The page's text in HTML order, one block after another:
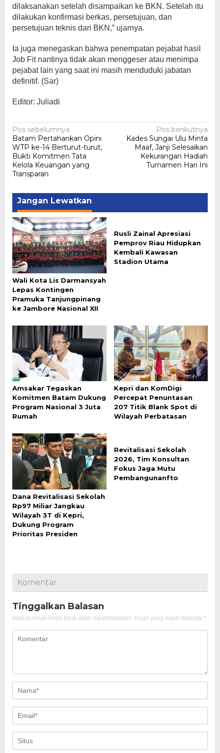
dilaksanakan setelah disampaikan ke BKN. Setelah itu
dilakukan konfirmasi berkas, persetujuan, dan
persetujuan teknis dari BKN,” ujarnya.
Ia juga menegaskan bahwa penempatan pejabat hasil
Job Fit nantinya tidak akan menggeser atau menimpa
pejabat lain yang saat ini masih menduduki jabatan
definitif. (Sar)
Editor: Juliadi
Navigasi
pos
Pos sebelumnya
Batam Pertahankan Opini
WTP ke-14 Berturut-turut,
Bukti Komitmen Tata
Kelola Keuangan yang
Transparan
Pos berikutnya
Kades Sungai Ulu Minta
Maaf, Janji Selesaikan
Kekurangan Hadiah
Turnamen Hari Ini
Jangan Lewatkan
Wali Kota Lis Darmansyah
Lepas Kontingen
Pramuka Tanjungpinang
ke Jambore Nasional XII
Rusli Zainal Apresiasi
Pemprov Riau Hidupkan
Kembali Kawasan
Stadion Utama
Amsakar Tegaskan
Komitmen Batam Dukung
Program Nasional 3 Juta
Rumah
Kepri dan KomDigi
Percepat Penuntasan
207 Titik Blank Spot di
Wilayah Perbatasan
Dana Revitalisasi Sekolah
Rp97 Miliar Jangkau
Wilayah 3T di Kepri,
Dukung Program
Prioritas Presiden
Revitalisasi Sekolah
2026, Tim Konsultan
Fokus Jaga Mutu
Pembangunanfto
Komentar
Tinggalkan Balasan
Alamat email Anda tidak akan dipublikasikan. Ruas yang wajib ditandai *